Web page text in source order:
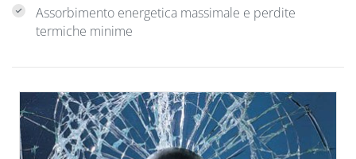
Assorbimento energetica massimale e perdite
termiche minime